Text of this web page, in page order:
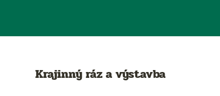
Krajinný ráz a výstavba